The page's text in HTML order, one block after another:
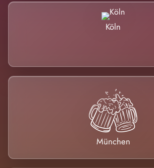
Köln
München